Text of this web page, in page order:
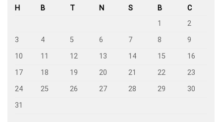
H B T N S B
C
1
2
3
4 5 6 7 8
9
10
11 12 13 14 15
16
17
18 19 20 21 22
23
24
25 26 27 28 29
30
31